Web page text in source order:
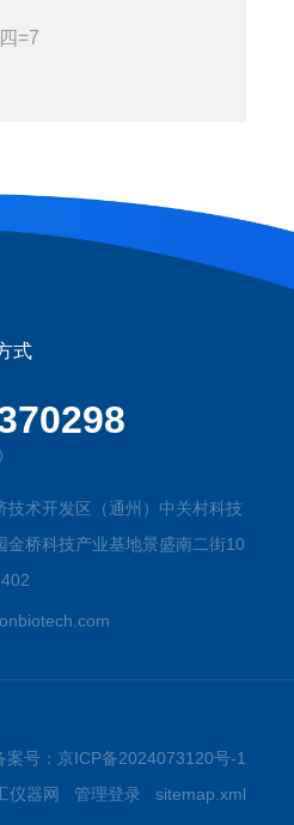
=7
式
技术开发区（通州）中关村科技
金桥科技产业基地景盛南二街10
号： 京ICP备2024073120号-1
仪器网 管理登录 sitemap.xml